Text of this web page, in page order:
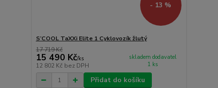
- 13 %
S’COOL TaXXi Elite 1 Cyklovozík žlutý
17 719 Kč
15 490 Kč/ks
12 802 Kč bez DPH
skladem dodavatel
1 ks
Přidat do košíku